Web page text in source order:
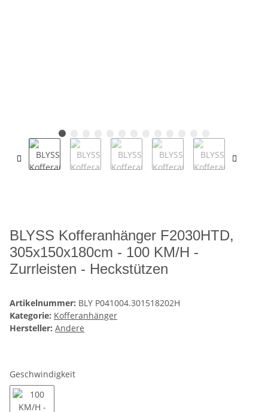
BLYSS Kofferanhänger F2030HTD,
305x150x180cm - 100 KM/H -
Zurrleisten - Heckstützen
Artikelnummer: BLY P041004.301518202H
Kategorie: Kofferanhänger
Hersteller: Andere
Geschwindigkeit